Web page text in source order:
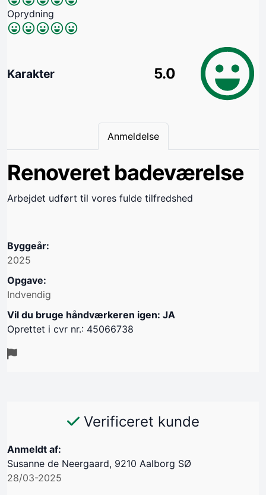
Oprydning
Karakter 5.0
Anmeldelse
Renoveret badeværelse
Arbejdet udført til vores fulde tilfredshed
Byggeår:
2025
Opgave:
Indvendig
Vil du bruge håndværkeren igen: JA
Oprettet i cvr nr.: 45066738
Verificeret kunde
Anmeldt af:
Susanne de Neergaard, 9210 Aalborg SØ
28/03-2025